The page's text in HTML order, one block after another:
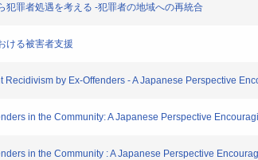
犯罪者処遇を考える -犯罪者の地域への再統合
ける被害者支援
Recidivism by Ex-Offenders - A Japanese Perspective
in the Community: A Japanese Perspective
in the Community : A Japanese Perspective